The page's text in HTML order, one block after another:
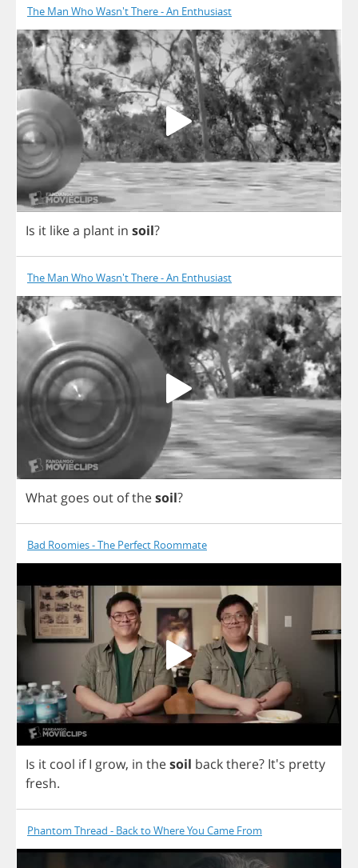
The Man Who Wasn't There - An Enthusiast
Is it likea plant in soil?
The Man Who Wasn't There - An Enthusiast
What goes out ofthesoil?
Bad Roomies - The Perfect Roommate
Is it cool if I grow, in thesoil backthere? It's pretty
fresh.
Phantom Thread - Back to Where You Came From